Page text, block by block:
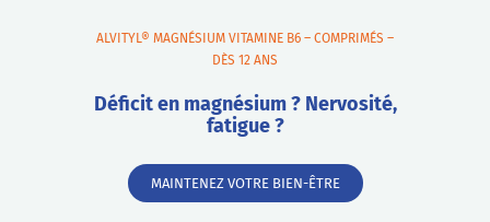
ALVITYL® MAGNÉSIUM VITAMINE B6 – COMPRIMÉS –
DÈS 12 ANS
Déficit en magnésium ? Nervosité,
fatigue ?
MAINTENEZ VOTRE BIEN-ÊTRE